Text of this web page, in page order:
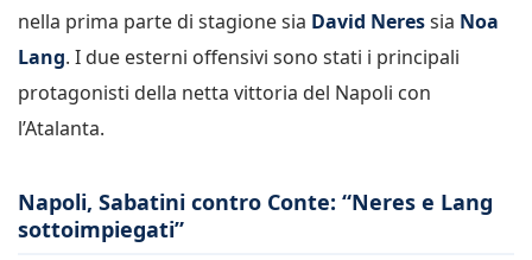
nella prima parte di stagione sia David Neressia Noa
Lang. I due esterni offensivi sono stati i principali
protagonisti della netta vittoria del Napoli con
l’Atalanta.
Napoli, Sabatini contro Conte: “Neres e Lang
sottoimpiegati”